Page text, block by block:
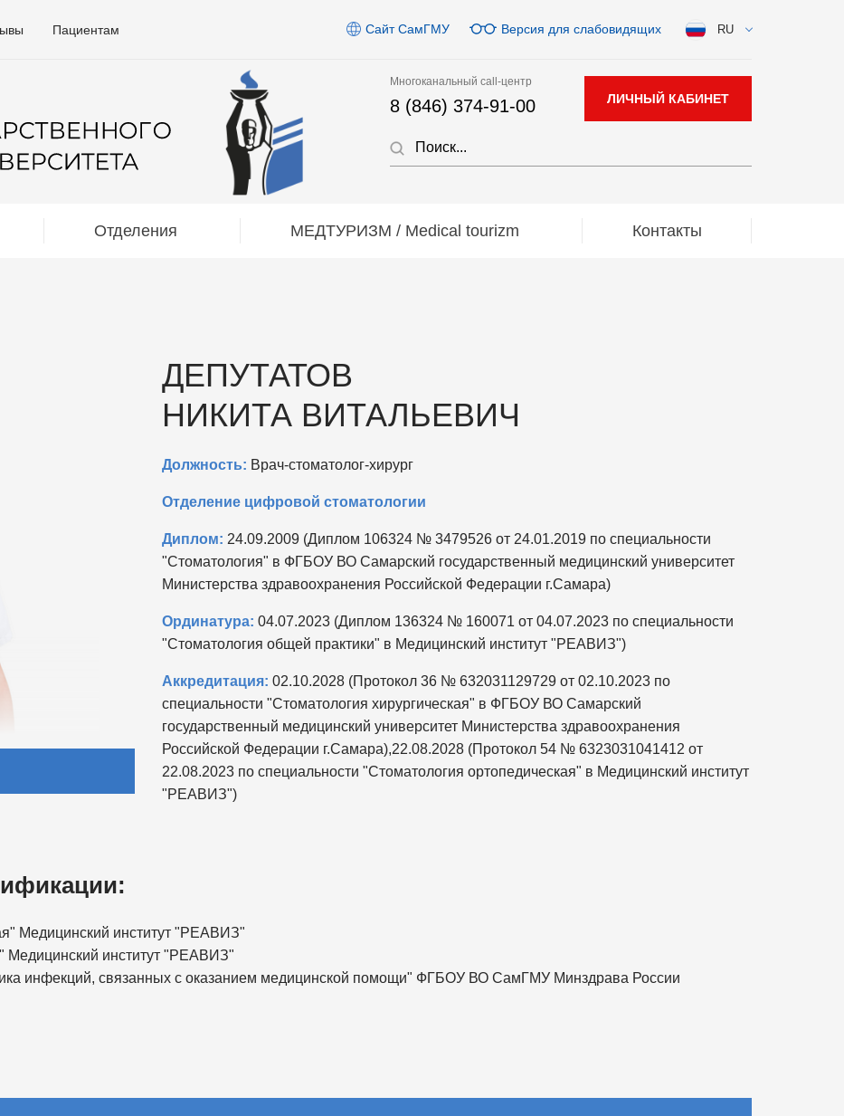
Пациентам Сайт СамГМУ Версия для слабовидящих RU
Многоканальный call-центр
8 (846) 374-91-00 ЛИЧНЫЙ КАБИНЕТ
Отделения МЕДТУРИЗМ / Medical tourizm Контакты
ДЕПУТАТОВ
НИКИТА ВИТАЛЬЕВИЧ
Должность: Врач-стоматолог-хирург
Отделение цифровой стоматологии
Диплом: 24.09.2009 (Диплом 106324 № 3479526 от 24.01.2019 по специальности
"Стоматология" в ФГБОУ ВО Самарский государственный медицинский университет
Министерства здравоохранения Российской Федерации г.Самара)
Ординатура: 04.07.2023 (Диплом 136324 № 160071 от 04.07.2023 по специальности
"Стоматология общей практики" в Медицинский институт "РЕАВИЗ")
Аккредитация: 02.10.2028 (Протокол 36 № 632031129729 от 02.10.2023 по
специальности "Стоматология хирургическая" в ФГБОУ ВО Самарский
государственный медицинский университет Министерства здравоохранения
Российской Федерации г.Самара),22.08.2028 (Протокол 54 № 6323031041412 от
22.08.2023 по специальности "Стоматология ортопедическая" в Медицинский институт
"РЕАВИЗ")
Медицинский институт "РЕАВИЗ"
Медицинский институт "РЕАВИЗ"
инфекций, связанных с оказанием медицинской помощи" ФГБОУ ВО СамГМУ Минздрава России